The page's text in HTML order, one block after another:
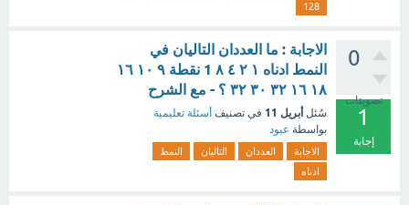
128
0
تصويتات
1
إجابة
الاجابة : ما العددان التاليان في
النمط ادناه ١ ٢ ٤ ٨ 1 نقطة ٩ ١٠ ١٦
١٨ ١٦ ٣٢ ٣٠ ٣٢ ؟ - مع الشرح
سُئل أبريل 11 في تصنيف أسئلة تعليمية
بواسطة عبود
الاجابة العددان التاليان
النمط
ادناه